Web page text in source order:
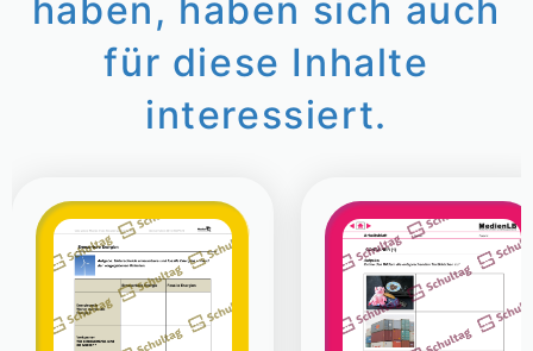
haben, haben sich auch
für diese Inhalte
interessiert.